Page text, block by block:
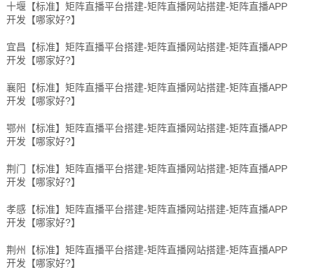
十堰【标准】矩阵直播平台搭建-矩阵直播网站搭建-矩阵直播APP
开发【哪家好?】
宜昌【标准】矩阵直播平台搭建-矩阵直播网站搭建-矩阵直播APP
开发【哪家好?】
襄阳【标准】矩阵直播平台搭建-矩阵直播网站搭建-矩阵直播APP
开发【哪家好?】
鄂州【标准】矩阵直播平台搭建-矩阵直播网站搭建-矩阵直播APP
开发【哪家好?】
荆门【标准】矩阵直播平台搭建-矩阵直播网站搭建-矩阵直播APP
开发【哪家好?】
孝感【标准】矩阵直播平台搭建-矩阵直播网站搭建-矩阵直播APP
开发【哪家好?】
荆州【标准】矩阵直播平台搭建-矩阵直播网站搭建-矩阵直播APP
开发【哪家好?】